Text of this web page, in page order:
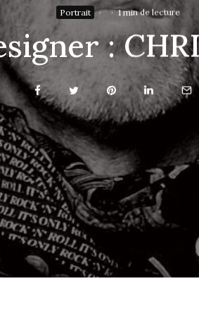
Portrait · · 1 min de lecture
: